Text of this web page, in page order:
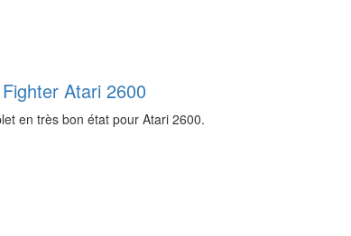
Atari 2600
en très bon état pour Atari 2600.